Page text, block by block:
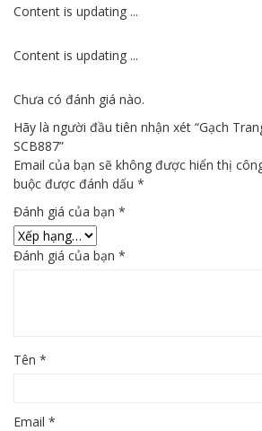
Content is updating ...
Content is updating ...
Chưa có đánh giá nào.
Hãy là người đầu tiên nhận xét “Gạch
SCB887”
Email của bạn sẽ không được hiển thị
buộc được đánh dấu *
Đánh giá của bạn *
Đánh giá của bạn *
Tên *
Email *